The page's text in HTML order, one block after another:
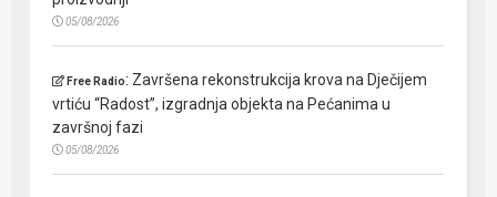
05/08/2026
Free Radio: Završena rekonstrukcija krova na Dječijem
vrtiću “Radost”, izgradnja objekta na Pećanima u
završnoj fazi
05/08/2026